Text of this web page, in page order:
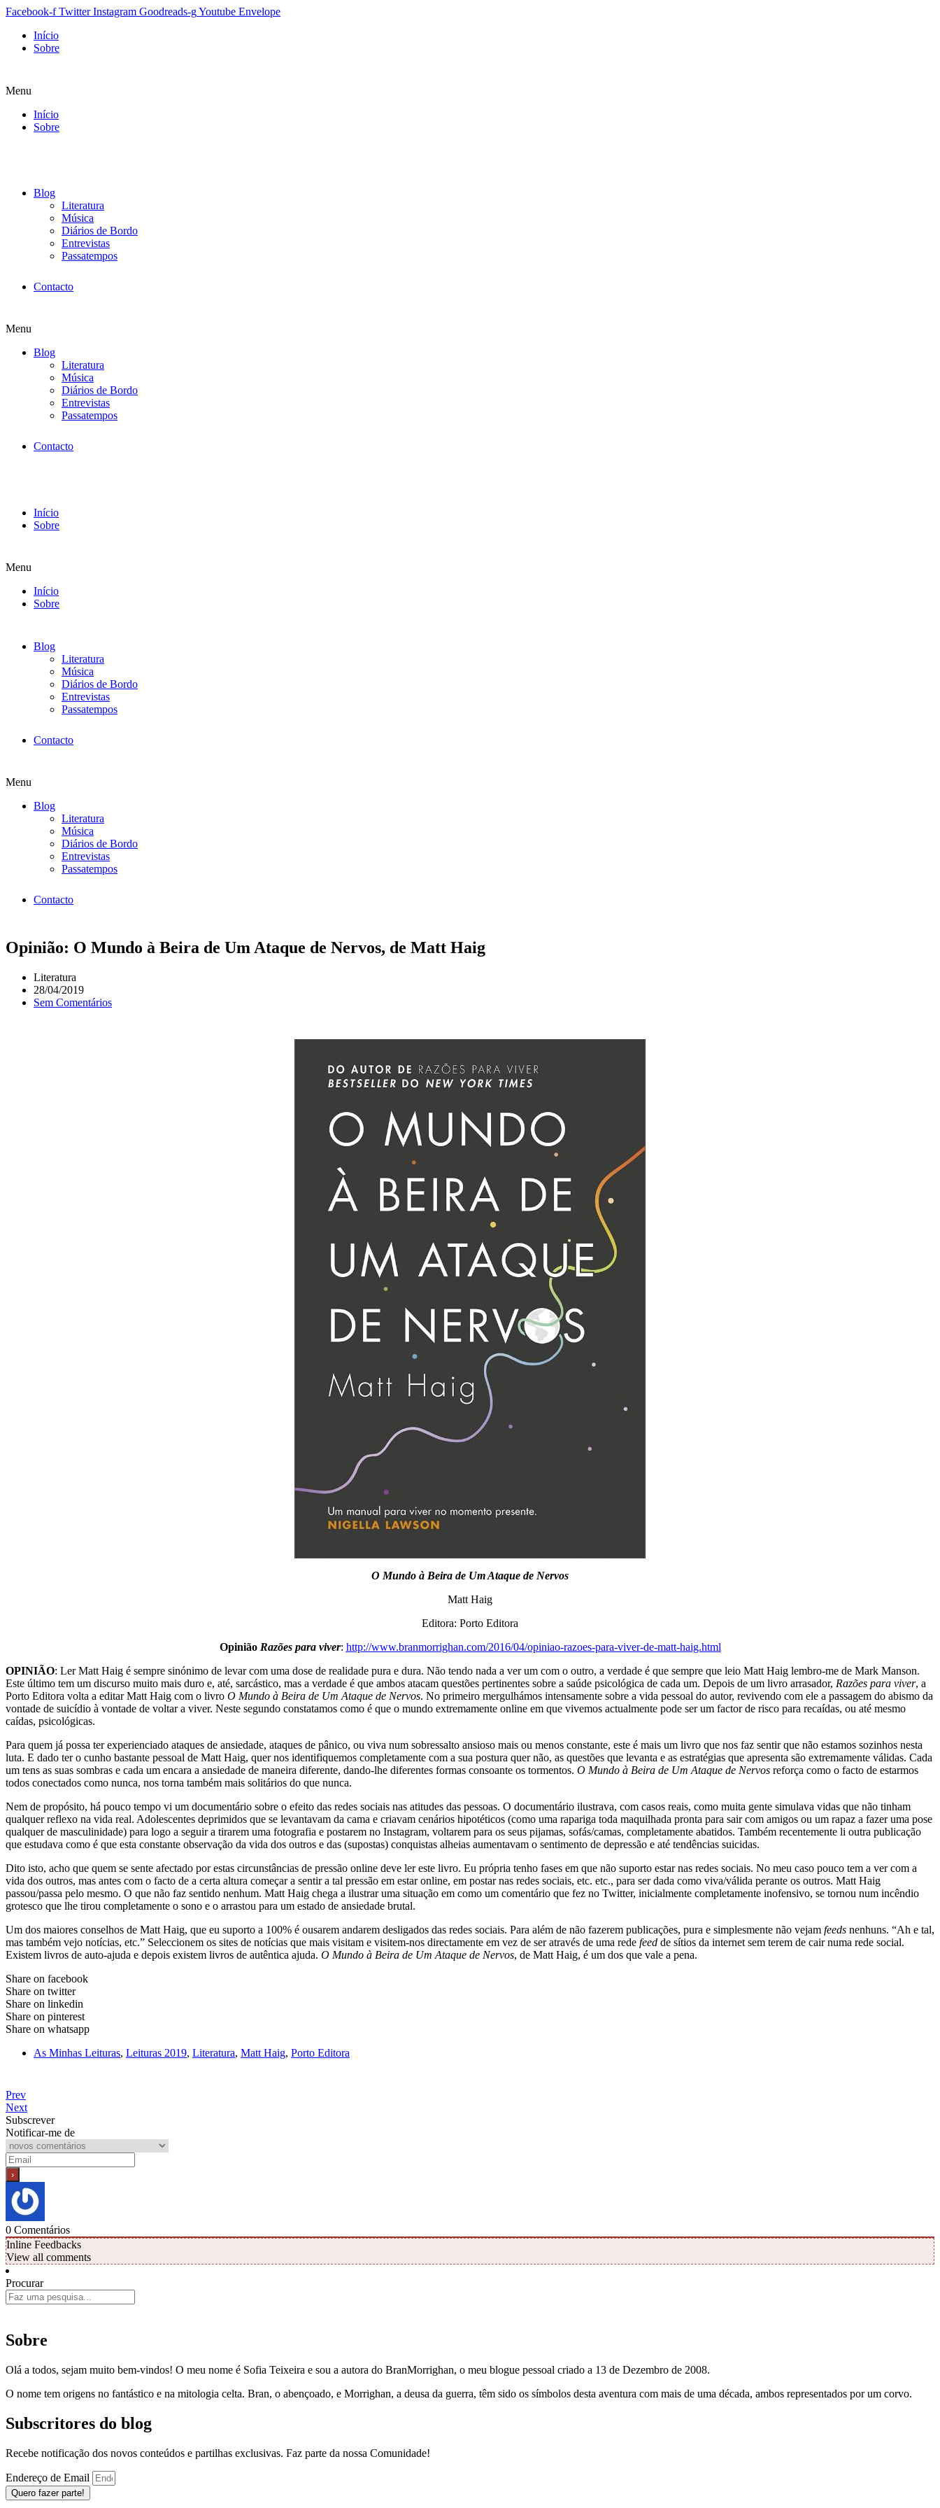
Facebook-f Twitter Instagram Goodreads-gYoutube Envelope
Início
Sobre
Menu
Início
Sobre
Blog
Literatura
Música
Diários de Bordo
Entrevistas
Passatempos
Contacto
Menu
Blog
Literatura
Música
Diários de Bordo
Entrevistas
Passatempos
Contacto
Início
Sobre
Menu
Início
Sobre
Blog
Literatura
Música
Diários de Bordo
Entrevistas
Passatempos
Contacto
Menu
Blog
Literatura
Música
Diários de Bordo
Entrevistas
Passatempos
Contacto
Opinião: O Mundo à Beira de Um Ataque de Nervos, de Matt Haig
Literatura
28/04/2019
Sem Comentários
O Mundo à Beira de Um Ataque de Nervos
Matt Haig
Editora: Porto Editora
Opinião Razões para viver: http://www.branmorrighan.com/2016/04/opiniao-razoes-para-viver-de-matt-haig.html
OPINIÃO: Ler Matt Haig é sempre sinónimo de levar com uma dose de realidade pura e dura. Não tendo nada a ver um com o outro, a verdade é que sempre que leio Matt Haig lembro-me de Mark Manson.
Este último tem um discurso muito mais duro e, até, sarcástico, mas a verdade é que ambos atacam questões pertinentes sobre a saúde psicológica de cada um. Depois de um livro arrasador, Razões para viver, a
Porto Editora volta a editar Matt Haig com o livro O Mundo à Beira de Um Ataque de Nervos. No primeiro mergulhámos intensamente sobre a vida pessoal do autor, revivendo com ele a passagem do abismo da
vontade de suicídio à vontade de voltar a viver. Neste segundo constatamos como é que o mundo extremamente online em que vivemos actualmente pode ser um factor de risco para recaídas, ou até mesmo
caídas, psicológicas.
Para quem já possa ter experienciado ataques de ansiedade, ataques de pânico, ou viva num sobressalto ansioso mais ou menos constante, este é mais um livro que nos faz sentir que não estamos sozinhos nesta
luta. E dado ter o cunho bastante pessoal de Matt Haig, quer nos identifiquemos completamente com a sua postura quer não, as questões que levanta e as estratégias que apresenta são extremamente válidas. Cada
um tens as suas sombras e cada um encara a ansiedade de maneira diferente, dando-lhe diferentes formas consoante os tormentos. O Mundo à Beira de Um Ataque de Nervos reforça como o facto de estarmos
todos conectados como nunca, nos torna também mais solitários do que nunca.
Nem de propósito, há pouco tempo vi um documentário sobre o efeito das redes sociais nas atitudes das pessoas. O documentário ilustrava, com casos reais, como muita gente simulava vidas que não tinham
qualquer reflexo na vida real. Adolescentes deprimidos que se levantavam da cama e criavam cenários hipotéticos (como uma rapariga toda maquilhada pronta para sair com amigos ou um rapaz a fazer uma pose
qualquer de masculinidade) para logo a seguir a tirarem uma fotografia e postarem no Instagram, voltarem para os seus pijamas, sofás/camas, completamente abatidos. Também recentemente li outra publicação
que estudava como é que esta constante observação da vida dos outros e das (supostas) conquistas alheias aumentavam o sentimento de depressão e até tendências suicidas.
Dito isto, acho que quem se sente afectado por estas circunstâncias de pressão online deve ler este livro. Eu própria tenho fases em que não suporto estar nas redes sociais. No meu caso pouco tem a ver com a
vida dos outros, mas antes com o facto de a certa altura começar a sentir a tal pressão em estar online, em postar nas redes sociais, etc. etc., para ser dada como viva/válida perante os outros. Matt Haig
passou/passa pelo mesmo. O que não faz sentido nenhum. Matt Haig chega a ilustrar uma situação em como um comentário que fez no Twitter, inicialmente completamente inofensivo, se tornou num incêndio
grotesco que lhe tirou completamente o sono e o arrastou para um estado de ansiedade brutal.
Um dos maiores conselhos de Matt Haig, que eu suporto a 100% é ousarem andarem desligados das redes sociais. Para além de não fazerem publicações, pura e simplesmente não vejam feeds nenhuns. “Ah e tal,
mas também vejo notícias, etc.” Seleccionem os sites de notícias que mais visitam e visitem-nos directamente em vez de ser através de uma rede feed de sítios da internet sem terem de cair numa rede social.
Existem livros de auto-ajuda e depois existem livros de autêntica ajuda. O Mundo à Beira de Um Ataque de Nervos, de Matt Haig, é um dos que vale a pena.
Share on facebook
Share on twitter
Share on linkedin
Share on pinterest
Share on whatsapp
As Minhas Leituras, Leituras 2019, Literatura, Matt Haig, Porto Editora
Prev
Next
Subscrever
Notificar-me de
0 Comentários
Inline Feedbacks
View all comments
Procurar
Sobre
Olá a todos, sejam muito bem-vindos! O meu nome é Sofia Teixeira e sou a autora do BranMorrighan, o meu blogue pessoal criado a 13 de Dezembro de 2008.
O nome tem origens no fantástico e na mitologia celta. Bran, o abençoado, e Morrighan, a deusa da guerra, têm sido os símbolos desta aventura com mais de uma década, ambos representados por um corvo.
Subscritores do blog
Recebe notificação dos novos conteúdos e partilhas exclusivas. Faz parte da nossa Comunidade!
Endereço de Email
Quero fazer parte!